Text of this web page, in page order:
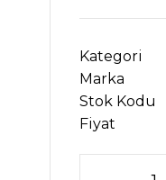
Kategori
Marka
Stok Kodu
Fiyat